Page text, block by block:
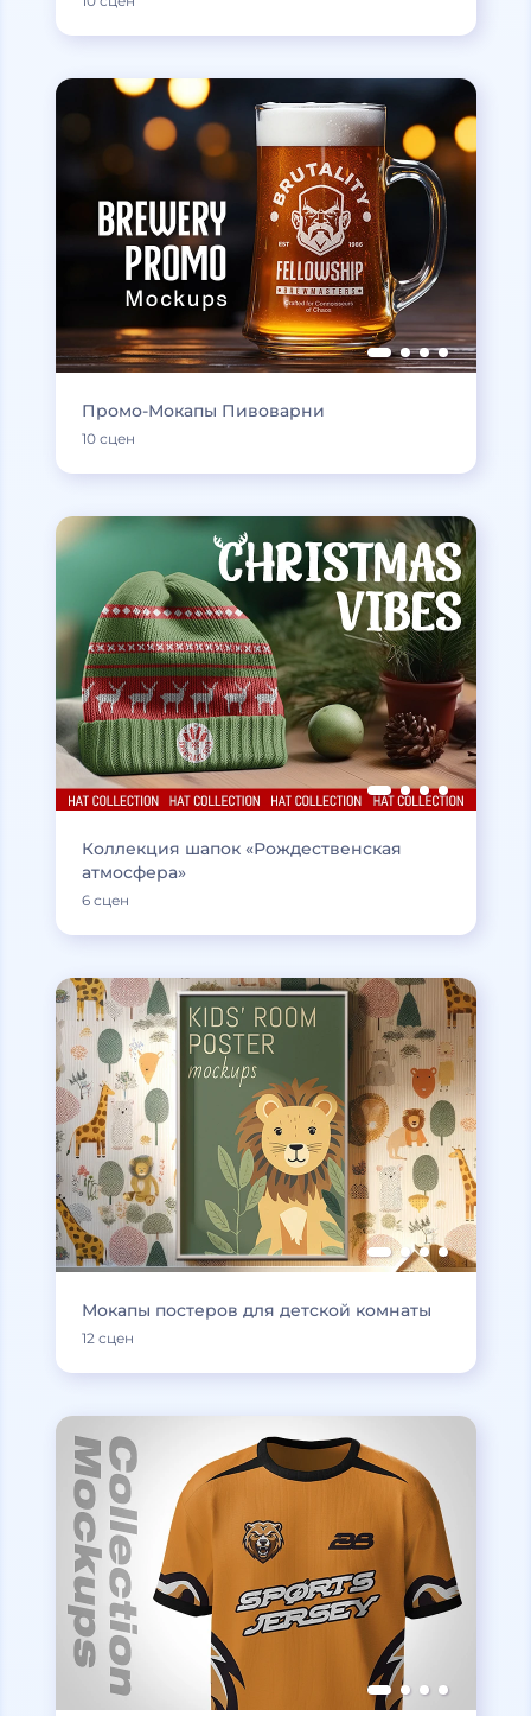
Промо-Мокапы Пивоварни
10 сцен
Коллекция шапок «Рождественская
атмосфера»
6 сцен
Мокапы постеров для детской комнаты
12 сцен